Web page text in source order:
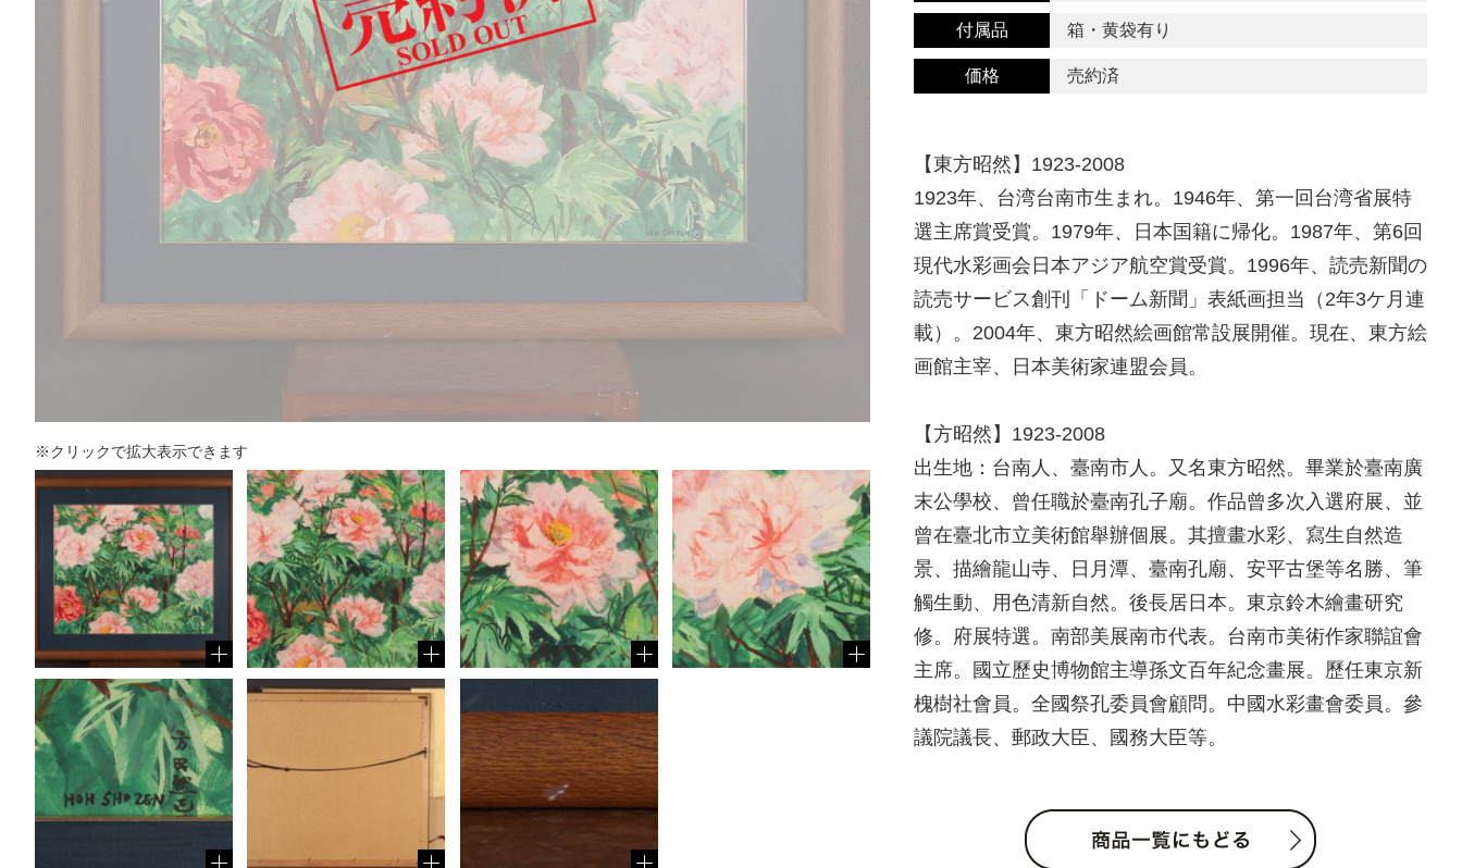
※クリックで拡大表示できます
付属品 箱・黄袋有り
価格 売約済
【東方昭然】1923-2008
1923年、台湾台南市生まれ。1946年、第一回台湾省展特
選主席賞受賞。1979年、日本国籍に帰化。1987年、第6回
現代水彩画会日本アジア航空賞受賞。1996年、読売新聞の
読売サービス創刊「ドーム新聞」表紙画担当（2年3ケ月連
載）。2004年、東方昭然絵画館常設展開催。現在、東方絵
画館主宰、日本美術家連盟会員。
【方昭然】1923-2008
出生地：台南人、臺南市人。又名東方昭然。畢業於臺南廣
末公學校、曾任職於臺南孔子廟。作品曾多次入選府展、並
曾在臺北市立美術館舉辦個展。其擅畫水彩、寫生自然造
景、描繪龍山寺、日月潭、臺南孔廟、安平古堡等名勝、筆
觸生動、用色清新自然。後長居日本。東京鈴木繪畫研究
修。府展特選。南部美展南市代表。台南市美術作家聯誼會
主席。國立歷史博物館主導孫文百年紀念畫展。歷任東京新
槐樹社會員。全國祭孔委員會顧問。中國水彩畫會委員。參
議院議長、郵政大臣、國務大臣等。